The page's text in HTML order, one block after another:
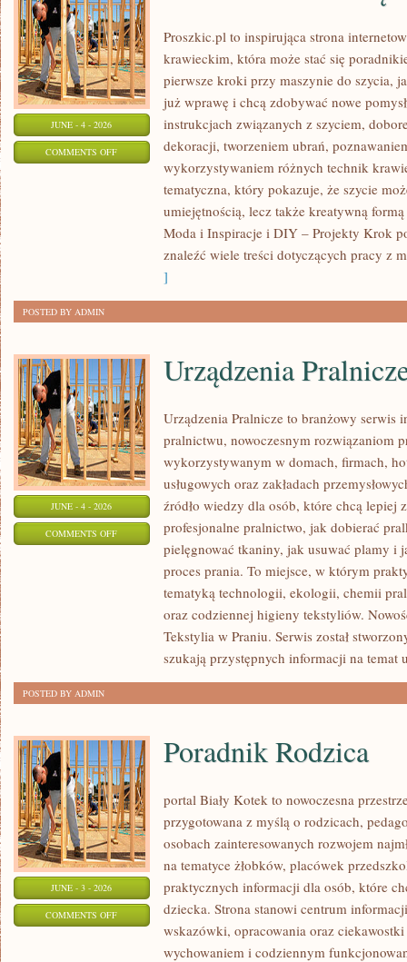
JUNE - 4 - 2026
COMMENTS OFFON
POCZĄTKUJĄCYCH
Proszkic.pl to inspirująca strona
krawieckim, która może stać się
pierwsze kroki przy maszynie do szycia,
już wprawę i chcą zdobywać nowe
instrukcjach związanych z szyciem,
dekoracji, tworzeniem ubrań,
wykorzystywaniem różnych technik
tematyczna, który pokazuje, że szycie
umiejętnością, lecz także kreatywną
Moda i Inspiracje i DIY – Projekty Krok
znaleźć wiele treści dotyczących pracy z
]
POSTED BY ADMIN
JUNE - 4 - 2026
COMMENTS OFFON
URZĄDZENIA
PRALNICZE
Urządzenia
Urządzenia Pralnicze to branżowy serwis
pralnictwu, nowoczesnym rozwiązaniom
wykorzystywanym w domach, firmach,
usługowych oraz zakładach
źródło wiedzy dla osób, które chcą lepiej
profesjonalne pralnictwo, jak dobierać
pielęgnować tkaniny, jak usuwać plamy i
proces prania. To miejsce, w którym
tematyką technologii, ekologii, chemii
oraz codziennej higieny tekstyliów.
Tekstylia w Praniu. Serwis został
szukają przystępnych informacji na temat
POSTED BY ADMIN
JUNE - 3 - 2026
COMMENTS OFFON
Poradnik Rodzica
portal Biały Kotek to nowoczesna
przygotowana z myślą o rodzicach,
osobach zainteresowanych rozwojem
na tematyce żłobków, placówek
praktycznych informacji dla osób, które
dziecka. Strona stanowi centrum
wskazówki, opracowania oraz
wychowaniem i codziennym